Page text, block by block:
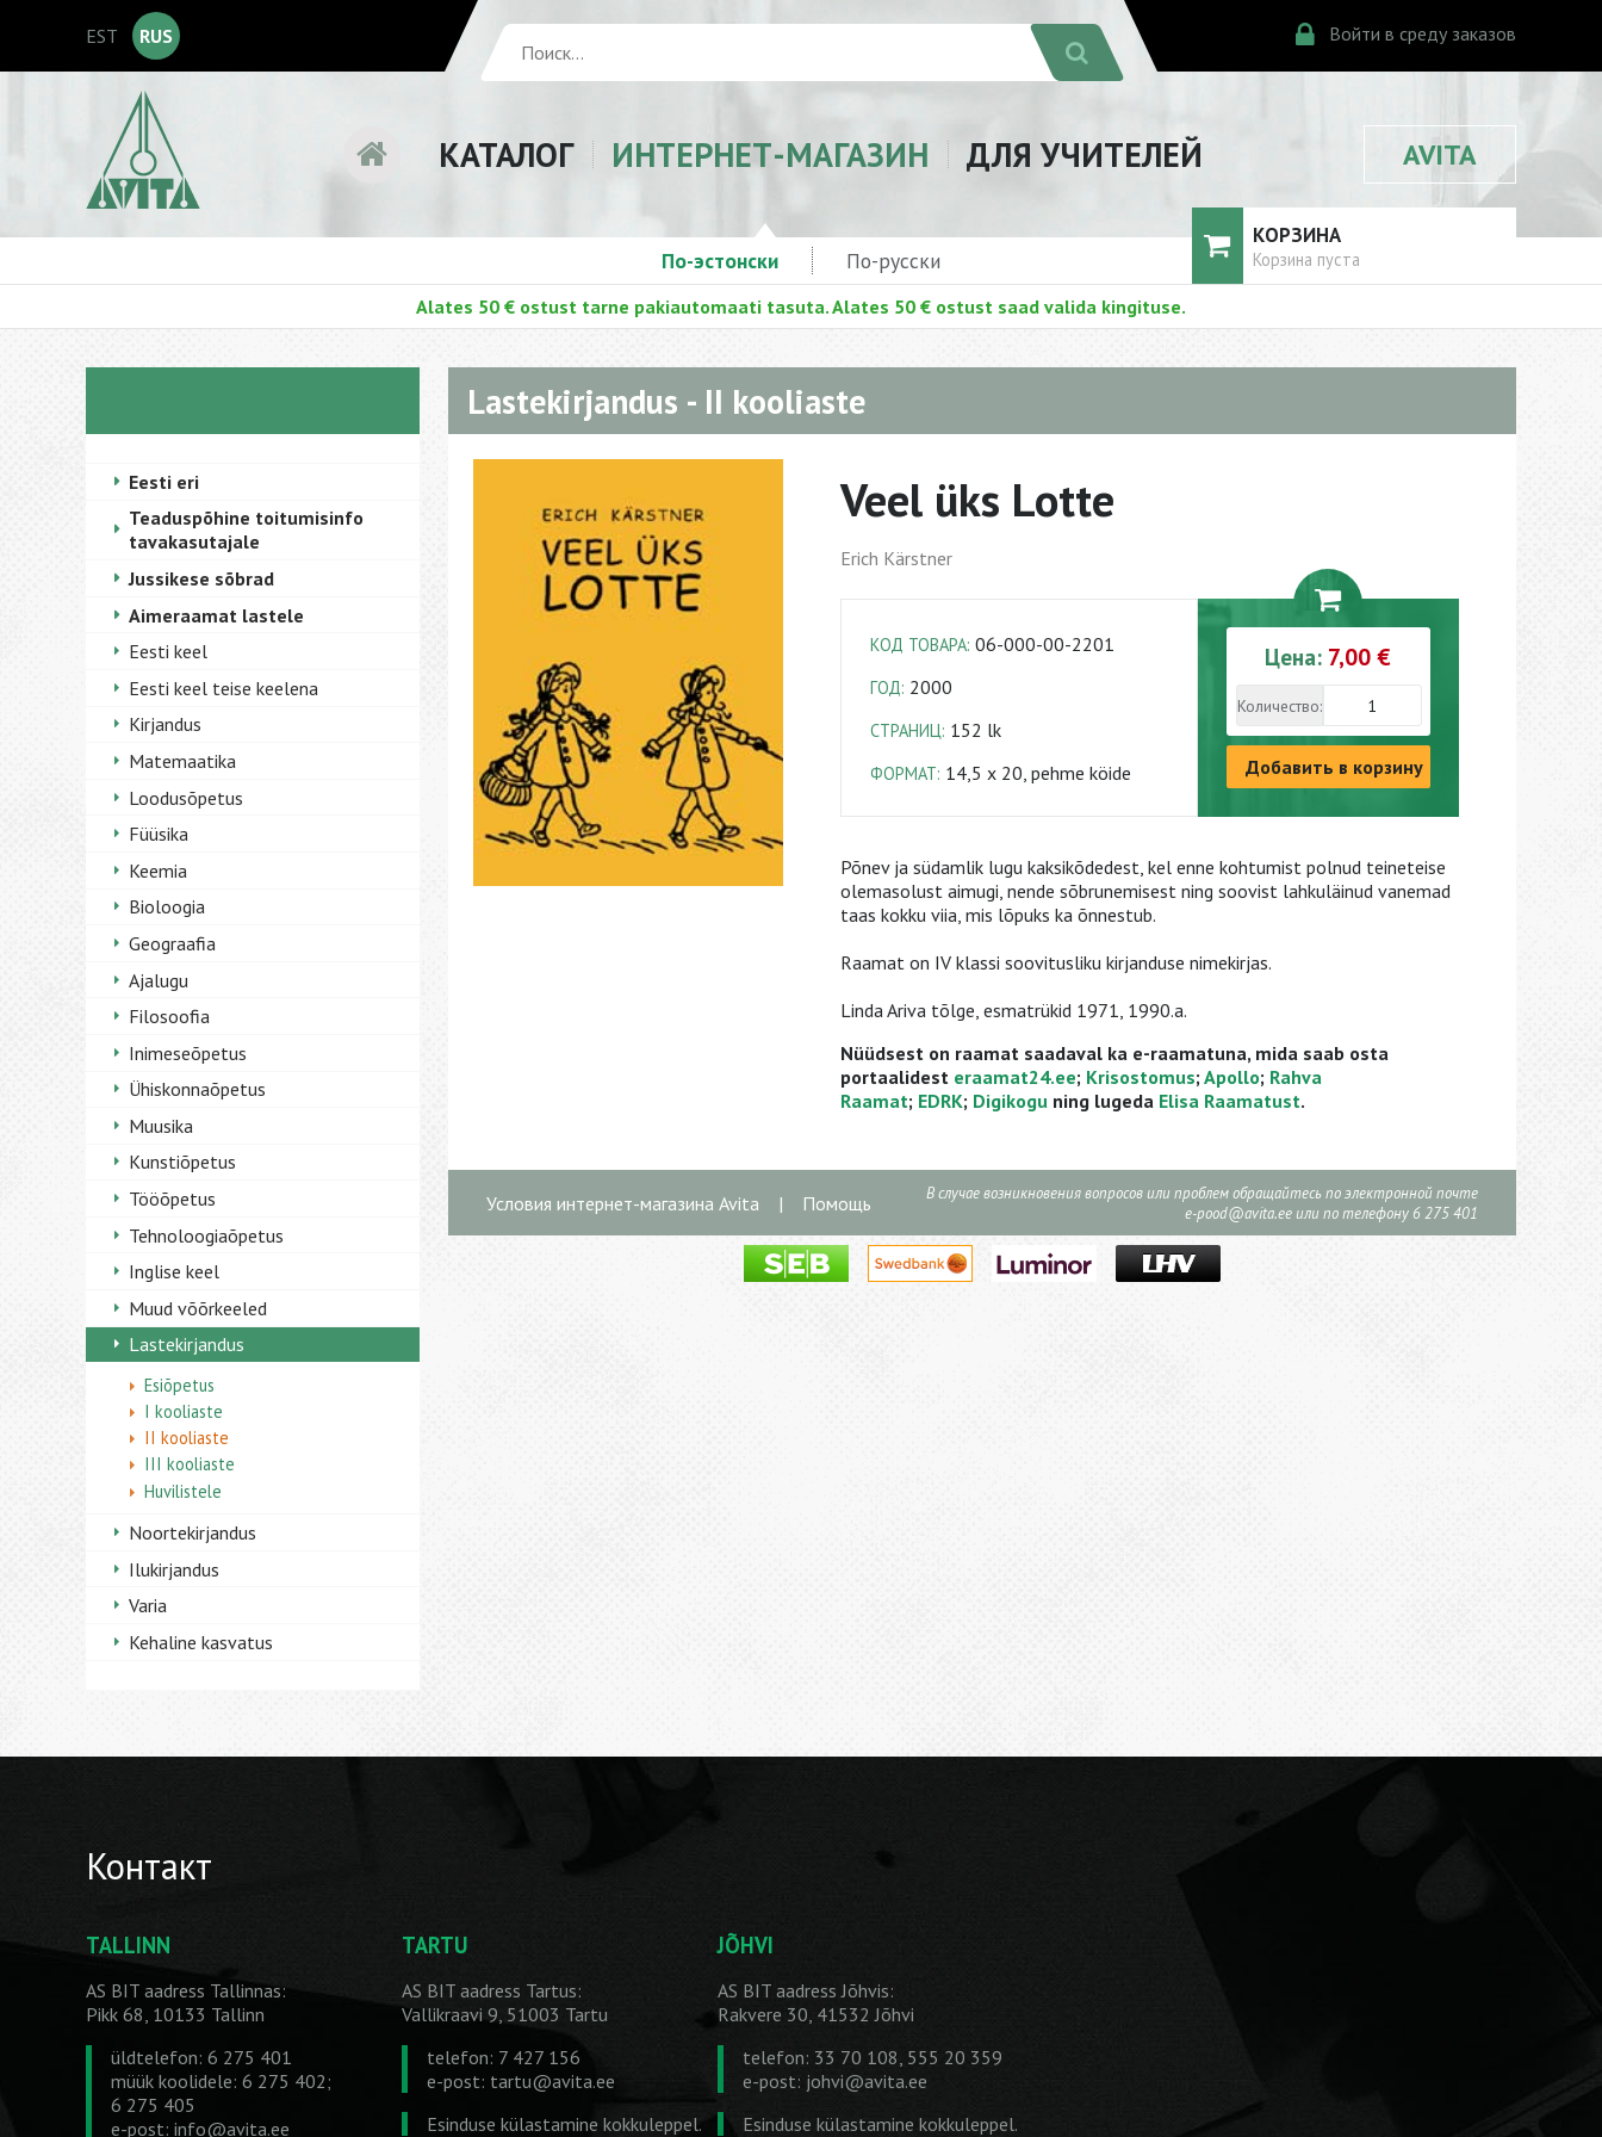
EST RUS Войти в среду заказов
КАТАЛОГ ИНТЕРНЕТ-МАГАЗИН ДЛЯ УЧИТЕЛЕЙ AVITA
По-эстонски По-русски
КОРЗИНА
Корзина пуста
Alates 50 € ostust tarne pakiautomaati tasuta. Alates 50 € ostust saad valida kingituse.
Eesti eri
Teaduspõhine toitumisinfo
tavakasutajale
Jussikese sõbrad
Aimeraamat lastele
Eesti keel
Eesti keel teise keelena
Kirjandus
Matemaatika
Loodusõpetus
Füüsika
Keemia
Bioloogia
Geograafia
Ajalugu
Filosoofia
Inimeseõpetus
Ühiskonnaõpetus
Muusika
Kunstiõpetus
Tööõpetus
Tehnoloogiaõpetus
Inglise keel
Muud võõrkeeled
Lastekirjandus
Esiõpetus
I kooliaste
II kooliaste
III kooliaste
Huvilistele
Noortekirjandus
Ilukirjandus
Varia
Kehaline kasvatus
Lastekirjandus - II kooliaste
Veel üks Lotte
Erich Kärstner
КОД ТОВАРА: 06-000-00-2201
ГОД: 2000
СТРАНИЦ: 152 lk
ФОРМАТ: 14,5 x 20, pehme köide
Цена: 7,00 €
Количество:
Добавить в корзину
Põnev ja südamlik lugu kaksikõdedest, kel enne kohtumist polnud teineteise
olemasolust aimugi, nende sõbrunemisest ning soovist lahkuläinud vanemad
taas kokku viia, mis lõpuks ka õnnestub.
Raamat on IV klassi soovitusliku kirjanduse nimekirjas.
Linda Ariva tõlge, esmatrükid 1971, 1990.a.
Nüüdsest on raamat saadaval ka e-raamatuna, mida saab osta
portaalidest eraamat24.ee; Krisostomus; Apollo; Rahva
Raamat; EDRK; Digikoguning lugeda Elisa Raamatust.
Условия интернет-магазина Avita | Помощь
В случае возникновения вопросов или проблем обращайтесь по электронной почте
e-pood@avita.ee или по телефону 6 275 401
Контакт
TALLINN
AS BIT aadress Tallinnas:
Pikk 68, 10133 Tallinn
üldtelefon: 6 275 401
müük koolidele: 6 275 402;
6 275 405
e-post: info@avita.ee
TARTU
AS BIT aadress Tartus:
Vallikraavi 9, 51003 Tartu
telefon: 7 427 156
e-post: tartu@avita.ee
Esinduse külastamine kokkuleppel.
JÕHVI
AS BIT aadress Jõhvis:
Rakvere 30, 41532 Jõhvi
telefon: 33 70 108, 555 20 359
e-post: johvi@avita.ee
Esinduse külastamine kokkuleppel.